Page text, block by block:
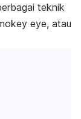
teknik
eye, atau